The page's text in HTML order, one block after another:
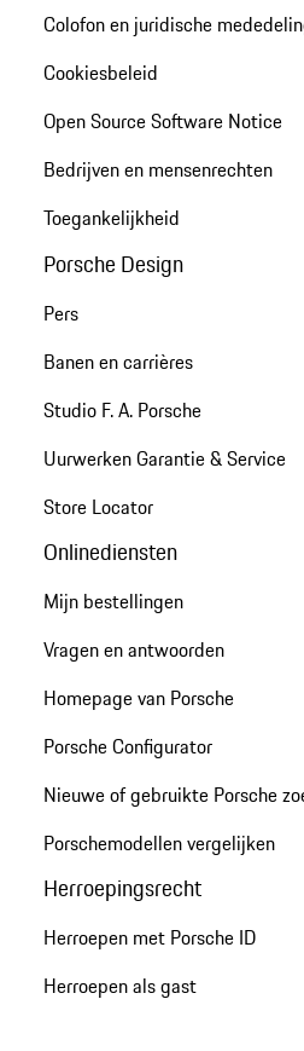
Colofon en juridische
Cookiesbeleid
Open Source Software Notice
Bedrijven en mensenrechten
Toegankelijkheid
Porsche Design
Pers
Banen en carrières
Studio F. A. Porsche
Uurwerken Garantie & Service
Store Locator
Onlinediensten
Mijn bestellingen
Vragen en antwoorden
Homepage van Porsche
Porsche Configurator
Nieuwe of gebruikte Porsche
Porschemodellen vergelijken
Herroepingsrecht
Herroepen met Porsche ID
Herroepen als gast